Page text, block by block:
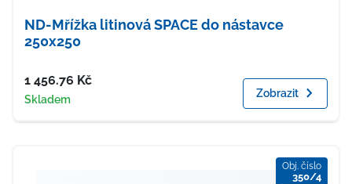
ND-Mřížka litinová SPACE do nástavce
250x250
Cena
1 456.76 Kč
Dostupnost
Skladem Zobrazit
Obj. číslo
350/4